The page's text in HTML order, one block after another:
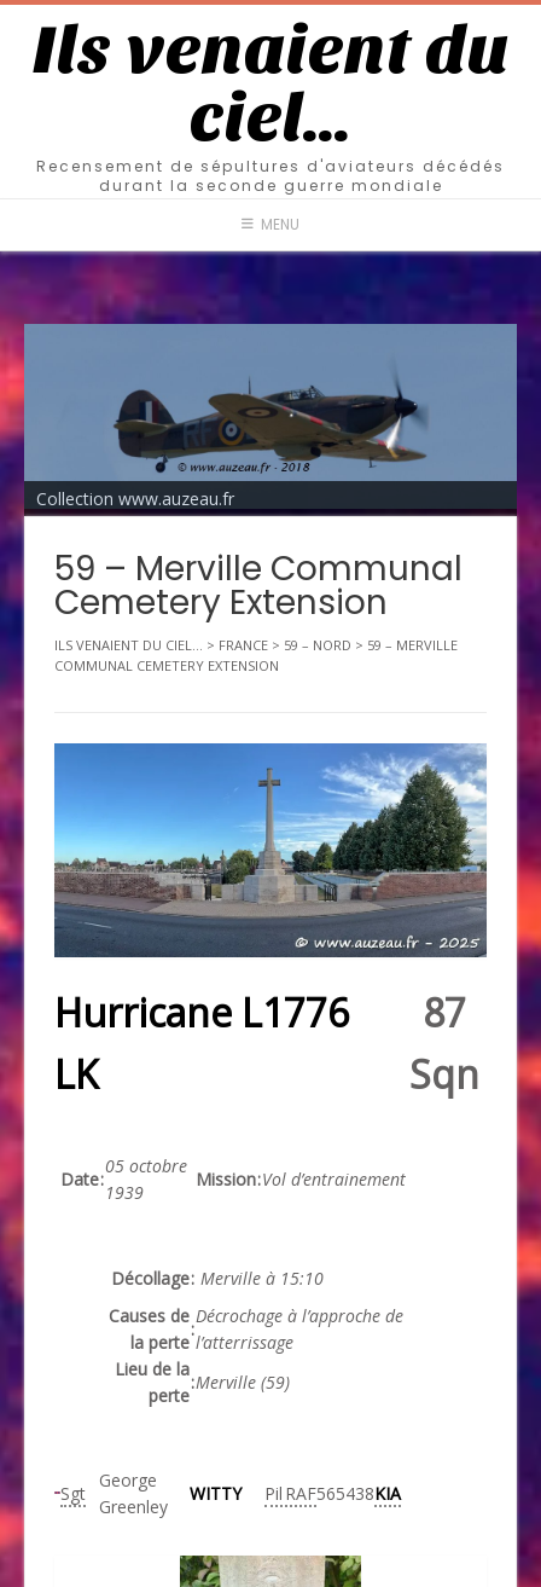
Ils venaient du
ciel…
Recensement de sépultures d'aviateurs décédés
durant la seconde guerre mondiale
MENU
Collection www.auzeau.fr
59 – Merville Communal
Cemetery Extension
ILS VENAIENT DU CIEL... > FRANCE > 59 – NORD > 59 – MERVILLE
COMMUNAL CEMETERY EXTENSION
Hurricane L1776
LK
87
Sqn
Date:
05 octobre
1939
Mission:Vol d’entrainement
Décollage: Merville à 15:10
Causes de
la perte
:
Décrochage à l’approche de
l’atterrissage
Lieu de la
perte
:Merville (59)
Sgt
George
Greenley
WITTY Pil RAF565438KIA